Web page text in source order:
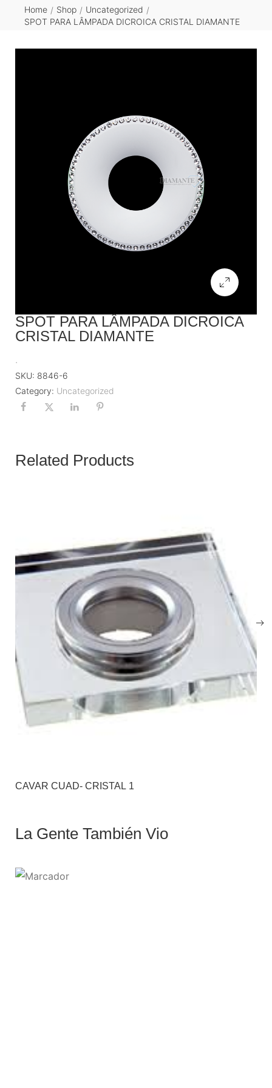
Home / Shop / Uncategorized /
SPOT PARA LÂMPADA DICROICA CRISTAL DIAMANTE
SPOT PARA LÂMPADA DICROICA
CRISTAL DIAMANTE
.
SKU: 8846-6
Category: Uncategorized
Related Products
CAVAR CUAD- CRISTAL 1
La Gente También Vio